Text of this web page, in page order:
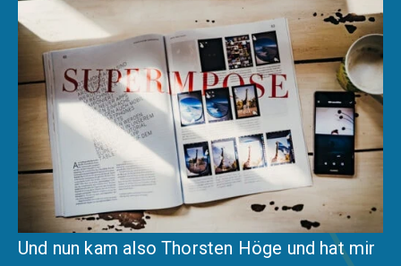
Und nun kam also Thorsten Höge und hat mir